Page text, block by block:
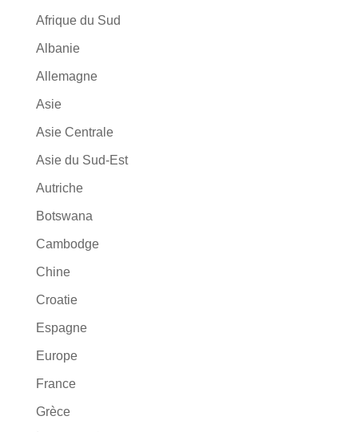
Afrique du Sud
Albanie
Allemagne
Asie
Asie Centrale
Asie du Sud-Est
Autriche
Botswana
Cambodge
Chine
Croatie
Espagne
Europe
France
Grèce